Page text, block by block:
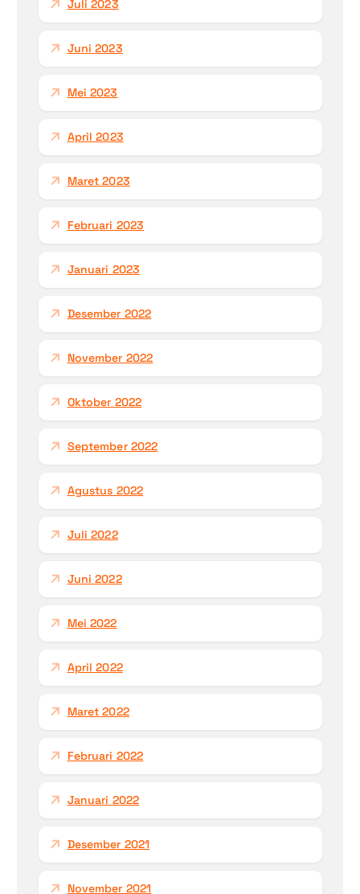
Juli 2023
Juni 2023
Mei 2023
April 2023
Maret 2023
Februari 2023
Januari 2023
Desember 2022
November 2022
Oktober 2022
September 2022
Agustus 2022
Juli 2022
Juni 2022
Mei 2022
April 2022
Maret 2022
Februari 2022
Januari 2022
Desember 2021
November 2021